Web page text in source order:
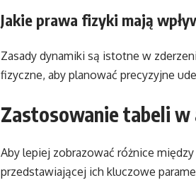
Jakie prawa fizyki mają
Zasady dynamiki są istotne w
fizyczne, aby planować precyzyjne
Zastosowanie tabeli w
Aby lepiej zobrazować różnice
przedstawiającej ich kluczowe